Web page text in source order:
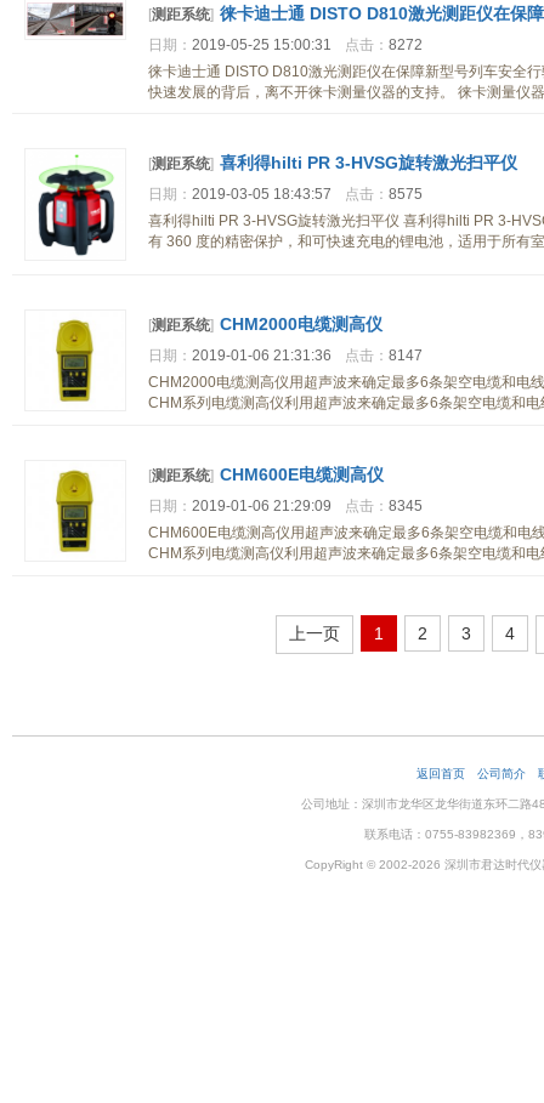
[测距系统] 徕卡迪士通 DISTO D810激光测距仪在保
日期： 2019-05-25 15:00:31 点击： 8272
徕卡迪士通 DISTO D810激光测距仪在保障新型号列车安全
快速发展的背后，离不开徕卡测量仪器的支持。 徕卡测量仪
[测距系统] 喜利得hilti PR 3-HVSG旋转激光扫平仪
日期： 2019-03-05 18:43:57 点击： 8575
喜利得hilti PR 3-HVSG旋转激光扫平仪 喜利得hilti PR 3-
有 360 度的精密保护，和可快速充电的锂电池，适用于所有
[测距系统] CHM2000电缆测高仪
日期： 2019-01-06 21:31:36 点击： 8147
CHM2000电缆测高仪用超声波来确定最多6条架空电缆和电
CHM系列电缆测高仪利用超声波来确定最多6条架空电缆和
[测距系统] CHM600E电缆测高仪
日期： 2019-01-06 21:29:09 点击： 8345
CHM600E电缆测高仪用超声波来确定最多6条架空电缆和电
CHM系列电缆测高仪利用超声波来确定最多6条架空电缆和
上一页 1 2 3 4
返回首页 公司简介
公司地址：深圳市龙华区龙华街道东环二
联系电话：0755-83982369，
CopyRight © 2002-2026 深圳市君达时代